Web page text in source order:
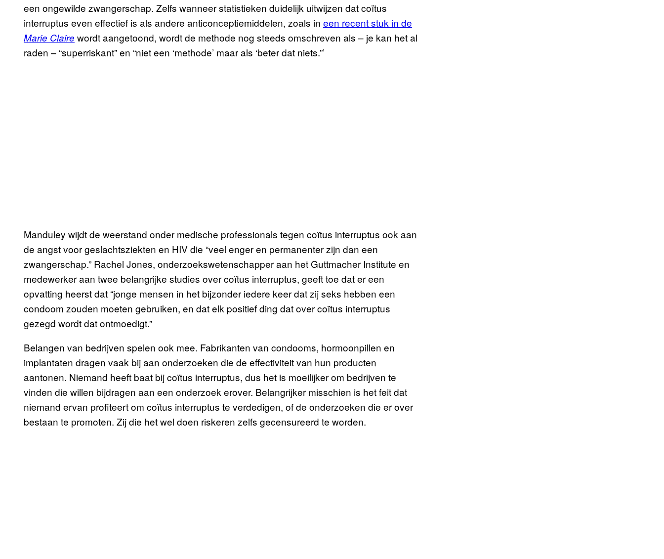
een ongewilde zwangerschap. Zelfs wanneer statistieken duidelijk uitwijzen dat coïtus
interruptus even effectief is als andere anticonceptiemiddelen, zoals in een recent stuk in de
Marie Claire wordt aangetoond, wordt de methode nog steeds omschreven als – je kan het al
raden – “superriskant” en “niet een ‘methode’ maar als ‘beter dat niets.”’
Manduley wijdt de weerstand onder medische professionals tegen coïtus interruptus ook aan
de angst voor geslachtsziekten en HIV die “veel enger en permanenter zijn dan een
zwangerschap.” Rachel Jones, onderzoekswetenschapper aan het Guttmacher Institute en
medewerker aan twee belangrijke studies over coïtus interruptus, geeft toe dat er een
opvatting heerst dat “jonge mensen in het bijzonder iedere keer dat zij seks hebben een
condoom zouden moeten gebruiken, en dat elk positief ding dat over coïtus interruptus
gezegd wordt dat ontmoedigt.”
Belangen van bedrijven spelen ook mee. Fabrikanten van condooms, hormoonpillen en
implantaten dragen vaak bij aan onderzoeken die de effectiviteit van hun producten
aantonen. Niemand heeft baat bij coïtus interruptus, dus het is moeilijker om bedrijven te
vinden die willen bijdragen aan een onderzoek erover. Belangrijker misschien is het feit dat
niemand ervan profiteert om coïtus interruptus te verdedigen, of de onderzoeken die er over
bestaan te promoten. Zij die het wel doen riskeren zelfs gecensureerd te worden.